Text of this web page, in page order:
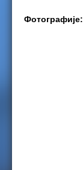
Фотографије: